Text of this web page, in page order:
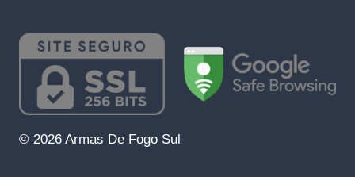
© 2026 Armas De Fogo Sul